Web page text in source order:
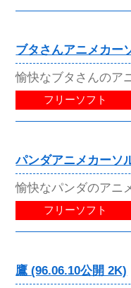
ブタさんアニメカー
愉快なブタさんのア
フリーソフト
パンダアニメカーソ
愉快なパンダのアニ
フリーソフト
鷹 (96.06.10公開 2K)